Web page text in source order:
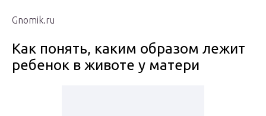
Gnomik.ru
Как понять, каким образом лежит
ребенок в животе у матери